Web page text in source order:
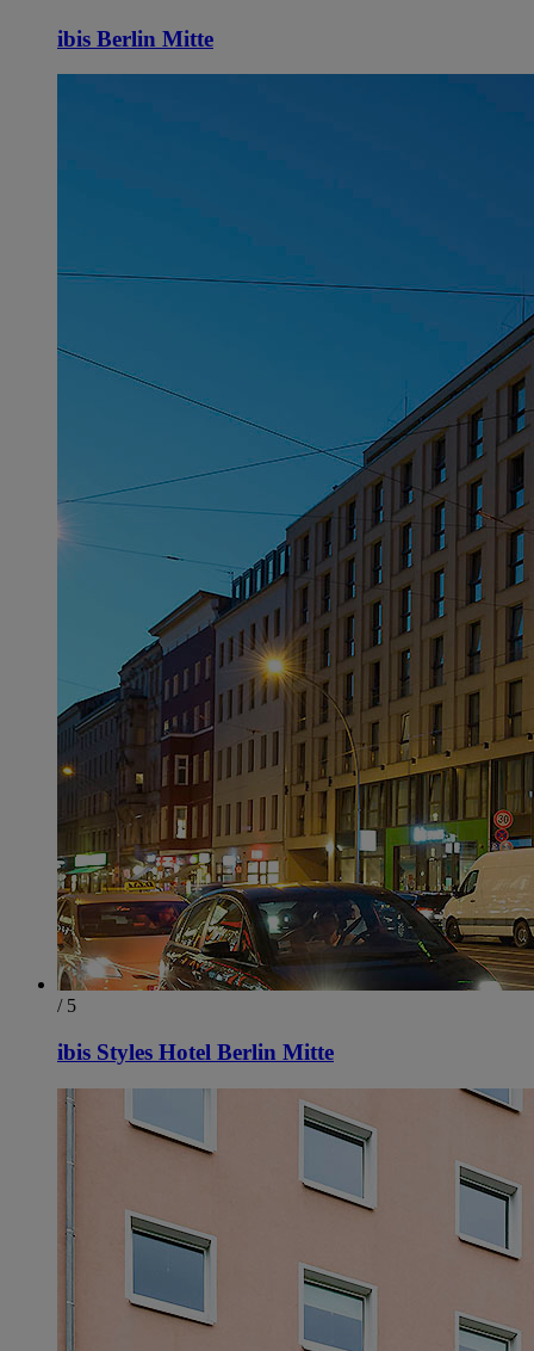
ibis Berlin Mitte
/ 5
ibis Styles Hotel Berlin Mitte